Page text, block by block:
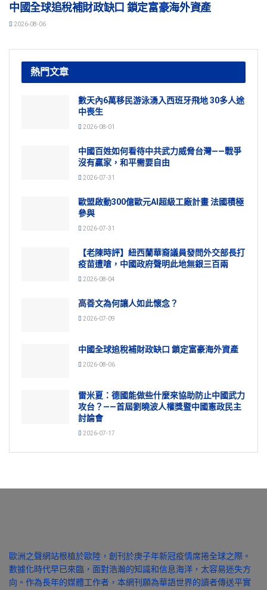
中國全球追稅補財政缺口 鎖定富豪海外資產
2026-08-06
熱門文章
數天內6萬移民游泳湧入西班牙飛地 30多人途
中喪生
2026-08-01
中國百姓如何看待中共武力威脅台灣——戰爭
沒有贏家，和平需要自由
2026-07-31
歐盟啟動300億歐元AI超級工廠計畫 法國積極
參與
2026-07-31
【老陳時評】紐西蘭華裔議員發問外交部長打
疫苗遭嗆，中國政府聲明此地無銀三百兩
2026-08-04
高善文為何讓人如此懷念？
2026-07-09
中國全球追稅補財政缺口 鎖定富豪海外資產
2026-08-06
雷米夏：德國能做些什麼來協助防止中國武力
攻台？——首屆劉曉波人權獎暨中國憲政民主
討論會
2026-07-17
歐洲之聲網站根植於歐陸，創刊於庚子年新冠疫情席捲全球之際。
數據化時代早已來臨，面對浩瀚的知識和信息海洋，太容易迷失方
向。作為長年的媒體工作者，本網刊願為華語世界的讀者傳送平實